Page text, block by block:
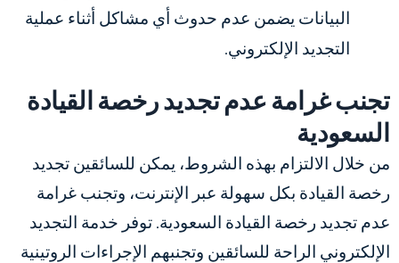
البيانات يضمن عدم حدوث أي مشاكل أثناء عملية
التجديد الإلكتروني.
تجنب غرامة عدم تجديد رخصة القيادة
السعودية
من خلال الالتزام بهذه الشروط، يمكن للسائقين تجديد
رخصة القيادة بكل سهولة عبر الإنترنت، وتجنب غرامة
عدم تجديد رخصة القيادة السعودية. توفر خدمة التجديد
الإلكتروني الراحة للسائقين وتجنبهم الإجراءات الروتينية